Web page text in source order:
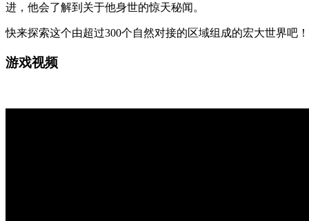
进，他会了解到关于他身世的惊天秘闻。
快来探索这个由超过300个自然对接的区域组成的宏大世界吧
游戏视频